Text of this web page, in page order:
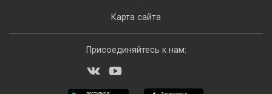
Карта сайта
Присоединяйтесь к нам: